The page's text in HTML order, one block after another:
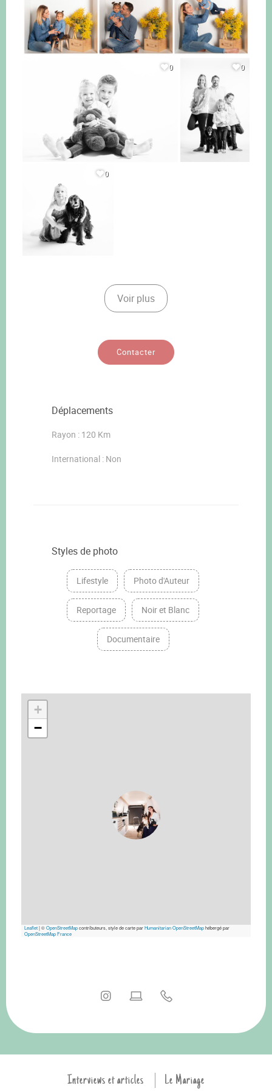
0 0
0
Voir plus
Contacter
Déplacements
Rayon : 120 Km
International : Non
Styles de photo
Lifestyle Photo d'Auteur
Reportage Noir et Blanc
Documentaire
+
−
Leaflet|©OpenStreetMapcontributeurs, style de carte parHumanitarian OpenStreetMaphébergé par
OpenStreetMap France
Interviews et articles Le Mariage